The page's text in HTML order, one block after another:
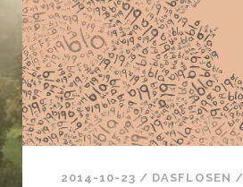
2014-10-23 / DASFLOSEN /